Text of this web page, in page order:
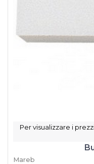
Per visualizzare i
Mareb